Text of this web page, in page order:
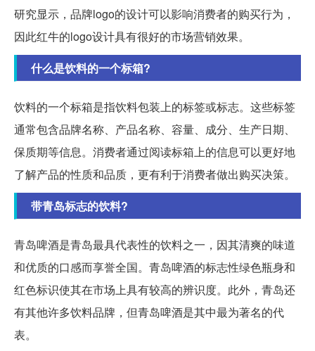
研究显示，品牌logo的设计可以影响消费者的购买行为，
因此红牛的logo设计具有很好的市场营销效果。
什么是饮料的一个标箱?
饮料的一个标箱是指饮料包装上的标签或标志。这些标签
通常包含品牌名称、产品名称、容量、成分、生产日期、
保质期等信息。消费者通过阅读标箱上的信息可以更好地
了解产品的性质和品质，更有利于消费者做出购买决策。
带青岛标志的饮料?
青岛啤酒是青岛最具代表性的饮料之一，因其清爽的味道
和优质的口感而享誉全国。青岛啤酒的标志性绿色瓶身和
红色标识使其在市场上具有较高的辨识度。此外，青岛还
有其他许多饮料品牌，但青岛啤酒是其中最为著名的代
表。